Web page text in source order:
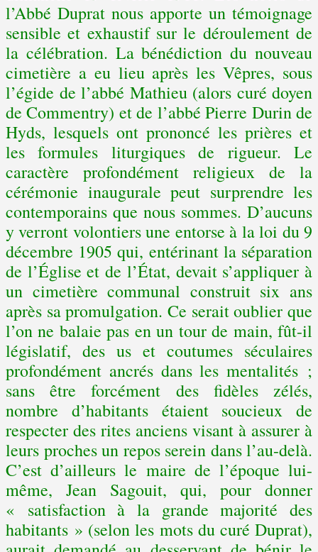
l’Abbé Duprat nous apporte un témoignage
sensible et exhaustif sur le déroulement de
la célébration. La bénédiction du nouveau
cimetière a eu lieu après les Vêpres, sous
l’égide de l’abbé Mathieu (alors curé doyen
de Commentry) et de l’abbé Pierre Durin de
Hyds, lesquels ont prononcé les prières et
les formules liturgiques de rigueur. Le
caractère profondément religieux de la
cérémonie inaugurale peut surprendre les
contemporains que nous sommes. D’aucuns
y verront volontiers une entorse à la loi du 9
décembre 1905 qui, entérinant la séparation
de l’Église et de l’État, devait s’appliquer à
un cimetière communal construit six ans
après sa promulgation. Ce serait oublier que
l’on ne balaie pas en un tour de main, fût-il
législatif, des us et coutumes séculaires
profondément ancrés dans les mentalités ;
sans être forcément des fidèles zélés,
nombre d’habitants étaient soucieux de
respecter des rites anciens visant à assurer à
leurs proches un repos serein dans l’au-delà.
C’est d’ailleurs le maire de l’époque lui-
même, Jean Sagouit, qui, pour donner
« satisfaction à la grande majorité des
habitants » (selon les mots du curé Duprat),